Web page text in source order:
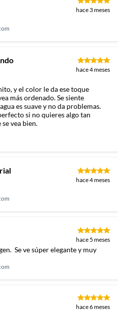
hace 3 meses
hace 4 meses
y el color le da ese toque
más ordenado. Se siente
es suave y no da problemas.
si no quieres algo tan
vea bien.
hace 4 meses
hace 5 meses
Se ve súper elegante y muy
hace 6 meses